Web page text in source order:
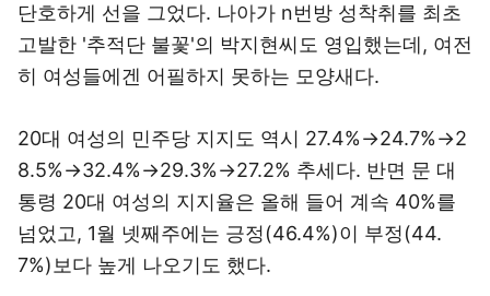
단호하게 선을 그었다. 나아가 n번방 성착취를 최초
고발한 '추적단 불꽃'의 박지현씨도 영입했는데, 여전
히 여성들에겐 어필하지 못하는 모양새다.
20대 여성의 민주당 지지도 역시 27.4%→24.7%→2
8.5%→32.4%→29.3%→27.2% 추세다. 반면 문 대
통령 20대 여성의 지지율은 올해 들어 계속 40%를
넘었고, 1월 넷째주에는 긍정(46.4%)이 부정(44.
7%)보다 높게 나오기도 했다.